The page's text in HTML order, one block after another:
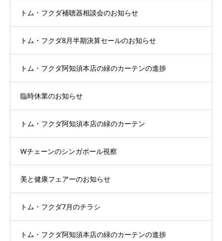
トム・フクダ補聴器相談会のお知らせ
トム・フクダ8月半期決算セールのお知らせ
トム・フクダ阿知須本店の緑のカーテンの進捗
臨時休業のお知らせ
トム・フクダ阿知須本店の緑のカーテン
Wチェーンのシンガポール視察
美と健康フェアーのお知らせ
トム・フクダ7月のチラシ
トム・フクダ阿知須本店の緑のカーテンの進捗